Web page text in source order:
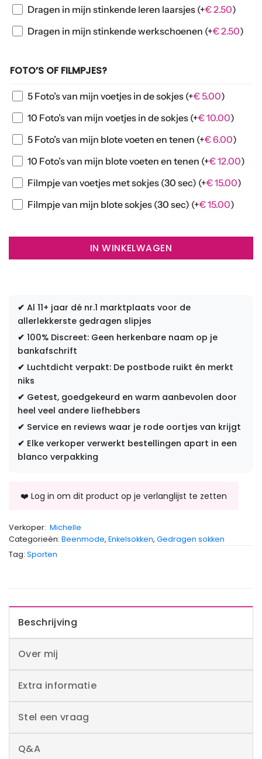
Dragen in mijn stinkende leren laarsjes (+€2.50)
Dragen in mijn stinkende werkschoenen (+€2.50)
FOTO’S OF FILMPJES?
5 Foto’s van mijn voetjes in de sokjes (+€5.00)
10 Foto’s van mijn voetjes in de sokjes (+€10.00)
5 Foto’s van mijn blote voeten en tenen (+€6.00)
10 Foto’s van mijn blote voeten en tenen (+€12.00)
Filmpje van voetjes met sokjes (30 sec) (+€15.00)
Filmpje van mijn blote sokjes (30 sec) (+€15.00)
IN WINKELWAGEN
✔ Al 11+ jaar dé nr.1 marktplaats voor de
allerlekkerste gedragen slipjes
✔ 100% Discreet: Geen herkenbare naam op je
bankafschrift
✔ Luchtdicht verpakt: De postbode ruikt én merkt
niks
✔ Getest, goedgekeurd en warm aanbevolen door
heel veel andere liefhebbers
✔ Service en reviews waar je rode oortjes van krijgt
✔ Elke verkoper verwerkt bestellingen apart in een
blanco verpakking
Verkoper: Michelle
Categorieën: Beenmode, Enkelsokken, Gedragen sokken
Tag: Sporten
Beschrijving
Over mij
Extra informatie
Stel een vraag
Q&A